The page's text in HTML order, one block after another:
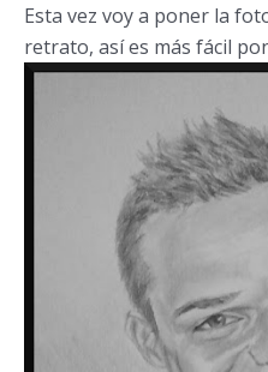
Esta vez voy a poner la
retrato, así es más fácil